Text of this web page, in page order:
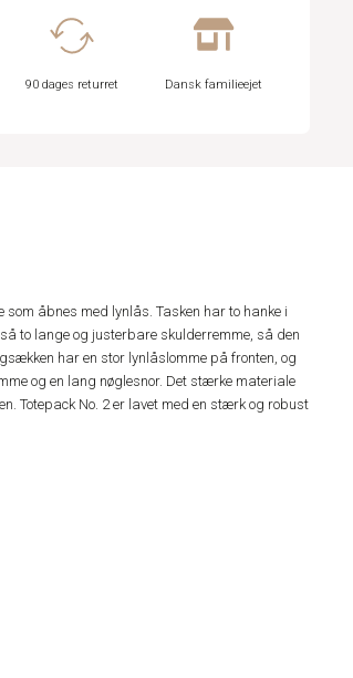
90 dages returret Dansk familieejet
åbnes med lynlås. Tasken har to hanke i
to lange og justerbare skulderremme, så den
har en stor lynlåslomme på fronten, og
og en lang nøglesnor. Det stærke materiale
Totepack No. 2 er lavet med en stærk og robust